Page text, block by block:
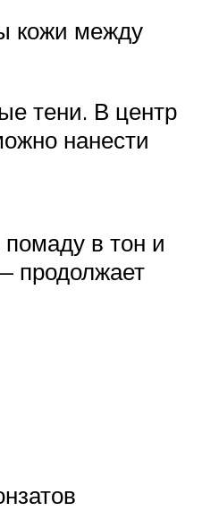
кожи между
тени. В центр
нанести
в тон и
продолжает